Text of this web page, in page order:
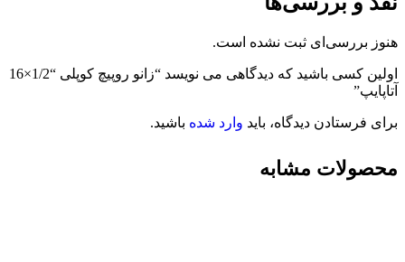
هنوز بررسی‌ای ثبت نشده است.
اولین کسی باشید که دیدگاهی می نویسد “زانو روپیچ کوپلی “1/2×16
آتاپایپ”
برای فرستادن دیدگاه، باید وارد شده باشید.
محصولات مشابه